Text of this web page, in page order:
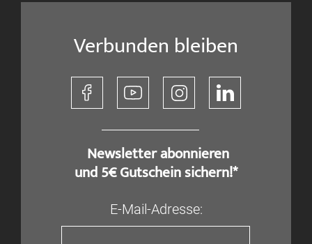
Verbunden bleiben
​ Newsletter abonnieren
und 5€ Gutschein sichern!*
E-Mail-Adresse: